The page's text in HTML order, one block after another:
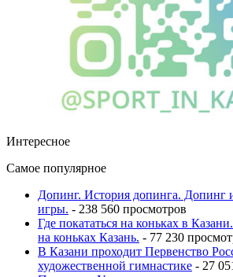
Интересное
Самое популярное
Допинг. История допинга. Допинг
игры. - 238 560 просмотров
Где покататься на коньках в
на коньках Казань. - 77 230
В Казани проходит Первенство
художественной гимнастике - 27